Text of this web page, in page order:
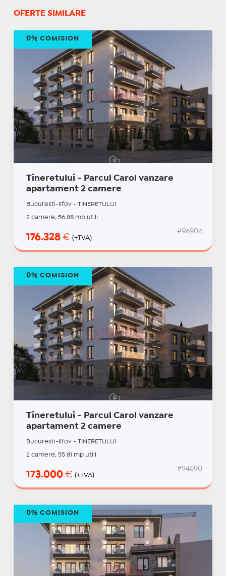
OFERTE SIMILARE
Tineretului - Parcul Carol vanzare
apartament 2 camere
Bucuresti-Ilfov - TINERETULUI
2 camere, 56.88 mp utili
176.328 € (+TVA)
#96904
0% COMISION
Tineretului - Parcul Carol vanzare
apartament 2 camere
Bucuresti-Ilfov - TINERETULUI
2 camere, 55.81 mp utili
173.000 € (+TVA)
#94690
0% COMISION
0% COMISION